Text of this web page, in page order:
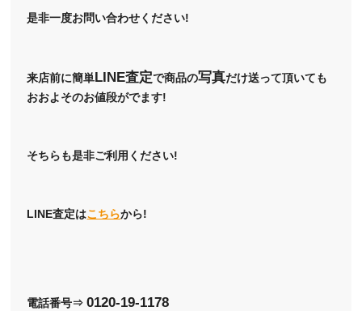
是非一度お問い合わせください!
来店前に簡単LINE査定で商品の写真だけ送って頂いても
おおよそのお値段がでます!
そちらも是非ご利用ください!
LINE査定はこちらから!
電話番号⇒0120-19-1178